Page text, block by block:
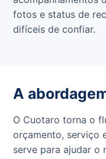
fotos e status de
difíceis de confiar.
A
O Cuotaro torna o
orçamento, serviço
serve para ajudar o